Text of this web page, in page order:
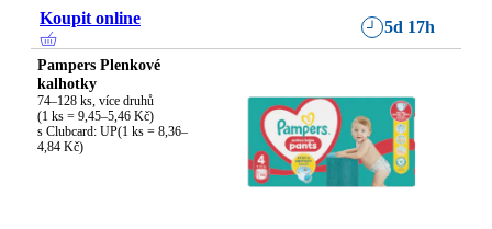
Koupit online 5d 17h
Pampers Plenkové
kalhotky
74–128 ks, více druhů
(1 ks = 9,45–5,46 Kč)
s Clubcard: UP(1 ks = 8,36–
4,84 Kč)